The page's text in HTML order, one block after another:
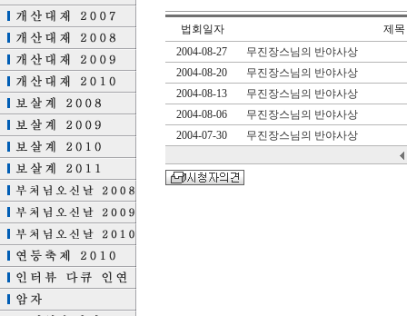
법회일자
제목
2004-08-27
무진장스님의 반야사상
2004-08-20
무진장스님의 반야사상
2004-08-13
무진장스님의 반야사상
2004-08-06
무진장스님의 반야사상
2004-07-30
무진장스님의 반야사상